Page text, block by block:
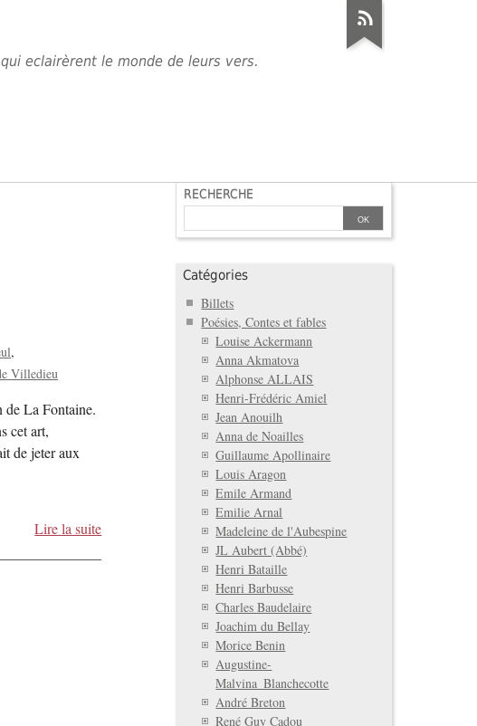
eclairèrent le monde de leurs vers.
Villedieu
de La Fontaine.
cet art,
de jeter aux
Lire la suite
RECHERCHE
Catégories
Billets
Poésies, Contes et fables
Louise Ackermann
Anna Akmatova
Alphonse ALLAIS
Henri-Frédéric Amiel
Jean Anouilh
Anna de Noailles
Guillaume Apollinaire
Louis Aragon
Emile Armand
Emilie Arnal
Madeleine de l'Aubespine
JL Aubert (Abbé)
Henri Bataille
Henri Barbusse
Charles Baudelaire
Joachim du Bellay
Morice Benin
Augustine-
Malvina_Blanchecotte
André Breton
René Guy Cadou